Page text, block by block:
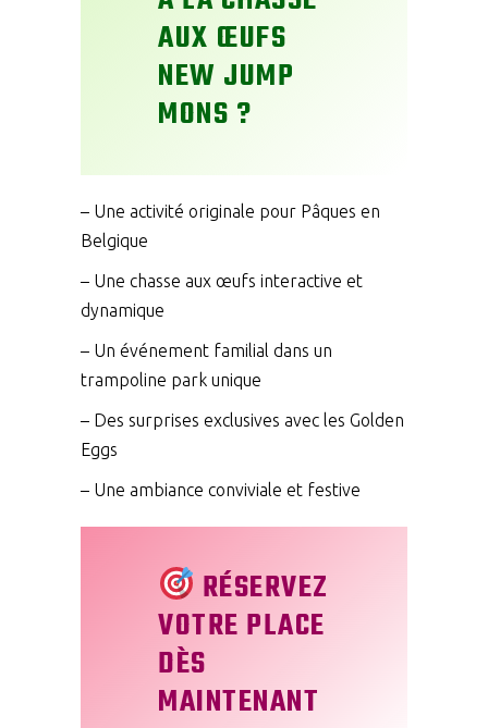
AUX ŒUFS
NEW JUMP
MONS ?
– Une activité originale pour Pâques en
Belgique
– Une chasse aux œufs interactive et
dynamique
– Un événement familial dans un
trampoline park unique
– Des surprises exclusives avec les Golden
Eggs
– Une ambiance conviviale et festive
RÉSERVEZ
VOTRE PLACE
DÈS
MAINTENANT